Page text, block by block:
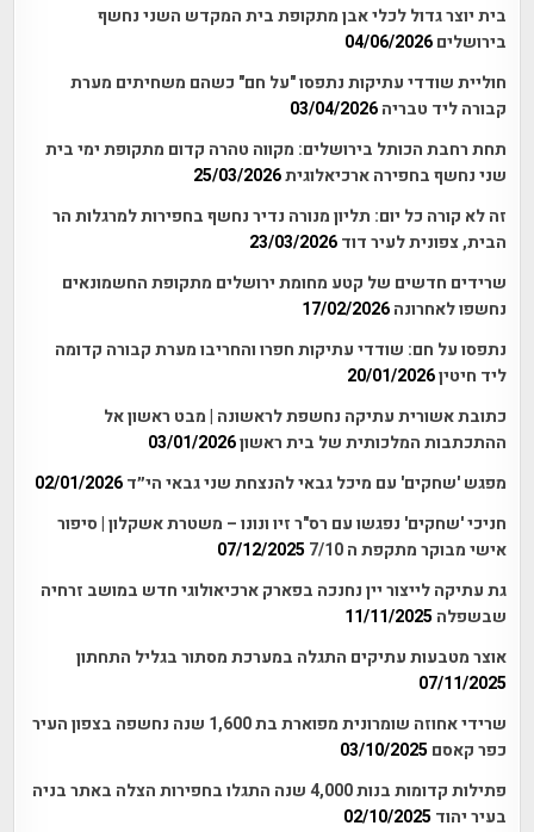
בית יוצר גדול לכלי אבן מתקופת בית המקדש השני נחשף
בירושלים 04/06/2026
חוליית שודדי עתיקות נתפסו "על חם" כשהם משחיתים מערת
קבורה ליד טבריה 03/04/2026
תחת רחבת הכותל בירושלים: מקווה טהרה קדום מתקופת ימי בית
שני נחשף בחפירה ארכיאלוגית25/03/2026
זה לא קורה כל יום: תליון מנורה נדיר נחשף בחפירות למרגלות הר
הבית, צפונית לעיר דוד 23/03/2026
שרידים חדשים של קטע מחומת ירושלים מתקופת החשמונאים
נחשפו לאחרונה 17/02/2026
נתפסו על חם: שודדי עתיקות חפרו והחריבו מערת קבורה קדומה
ליד חיטין20/01/2026
כתובת אשורית עתיקה נחשפת לראשונה | מבט ראשון אל
ההתכתבות המלכותית של בית ראשון03/01/2026
מפגש 'שחקים' עם מיכל גבאי להנצחת שני גבאי הי״ד 02/01/2026
חניכי 'שחקים' נפגשו עם רס"ר זיו ונונו – משטרת אשקלון | סיפור
אישי מבוקר מתקפת ה 7/10
07/12/2025
גת עתיקה לייצור יין נחנכה בפארק ארכיאולוגי חדש במושב זרחיה
שבשפלה 11/11/2025
אוצר מטבעות עתיקים התגלה במערכת מסתור בגליל התחתון
07/11/2025
שרידי אחוזה שומרונית מפוארת בת 1,600 שנה נחשפה בצפון העיר
כפר קאסם 03/10/2025
פתילות קדומות בנות 4,000 שנה התגלו בחפירות הצלה באתר בניה
בעיר יהוד 02/10/2025